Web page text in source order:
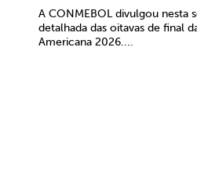
A CONMEBOL divulgou nesta
detalhada das oitavas de final
Americana 2026....